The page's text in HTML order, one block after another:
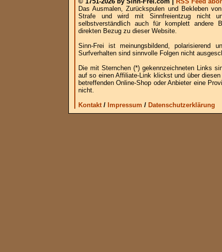
Das Ausmalen, Zurückspulen und Bekleben
Strafe und wird mit Sinnfreientzug nicht
selbstverständlich auch für komplett andere
direkten Bezug zu dieser Website.
Sinn-Frei ist meinungsbildend, polarisierend
Surfverhalten sind sinnvolle Folgen nicht
Die mit Sternchen (*) gekennzeichneten Links
auf so einen Affiliate-Link klickst und über
betreffenden Online-Shop oder Anbieter eine
nicht.
Kontakt/ Impressum / Datenschutzerklärung